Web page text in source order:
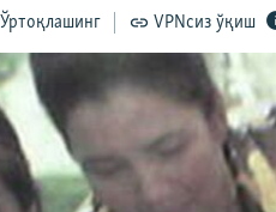
Ўртоқлашинг VPNсиз ўқиш